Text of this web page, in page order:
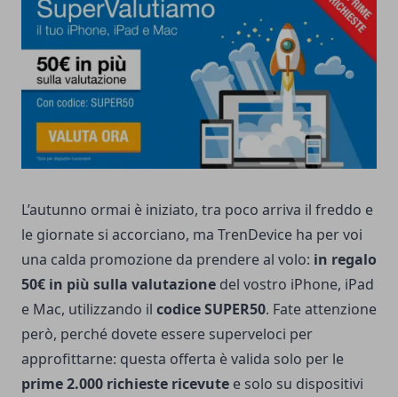
L’autunno ormai è iniziato, tra poco arriva il freddo e
le giornate si accorciano, ma TrenDevice ha per voi
una calda promozione da prendere al volo: in regalo
50€ in più sulla valutazione del vostro iPhone, iPad
e Mac, utilizzando il codice SUPER50. Fate attenzione
però, perché dovete essere superveloci per
approfittarne: questa offerta è valida solo per le
prime 2.000 richieste ricevute e solo su dispositivi